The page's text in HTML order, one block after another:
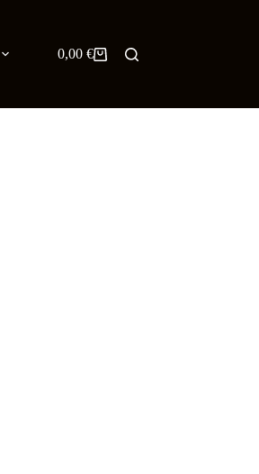
Bimmer Blog
Carro
0,00 €